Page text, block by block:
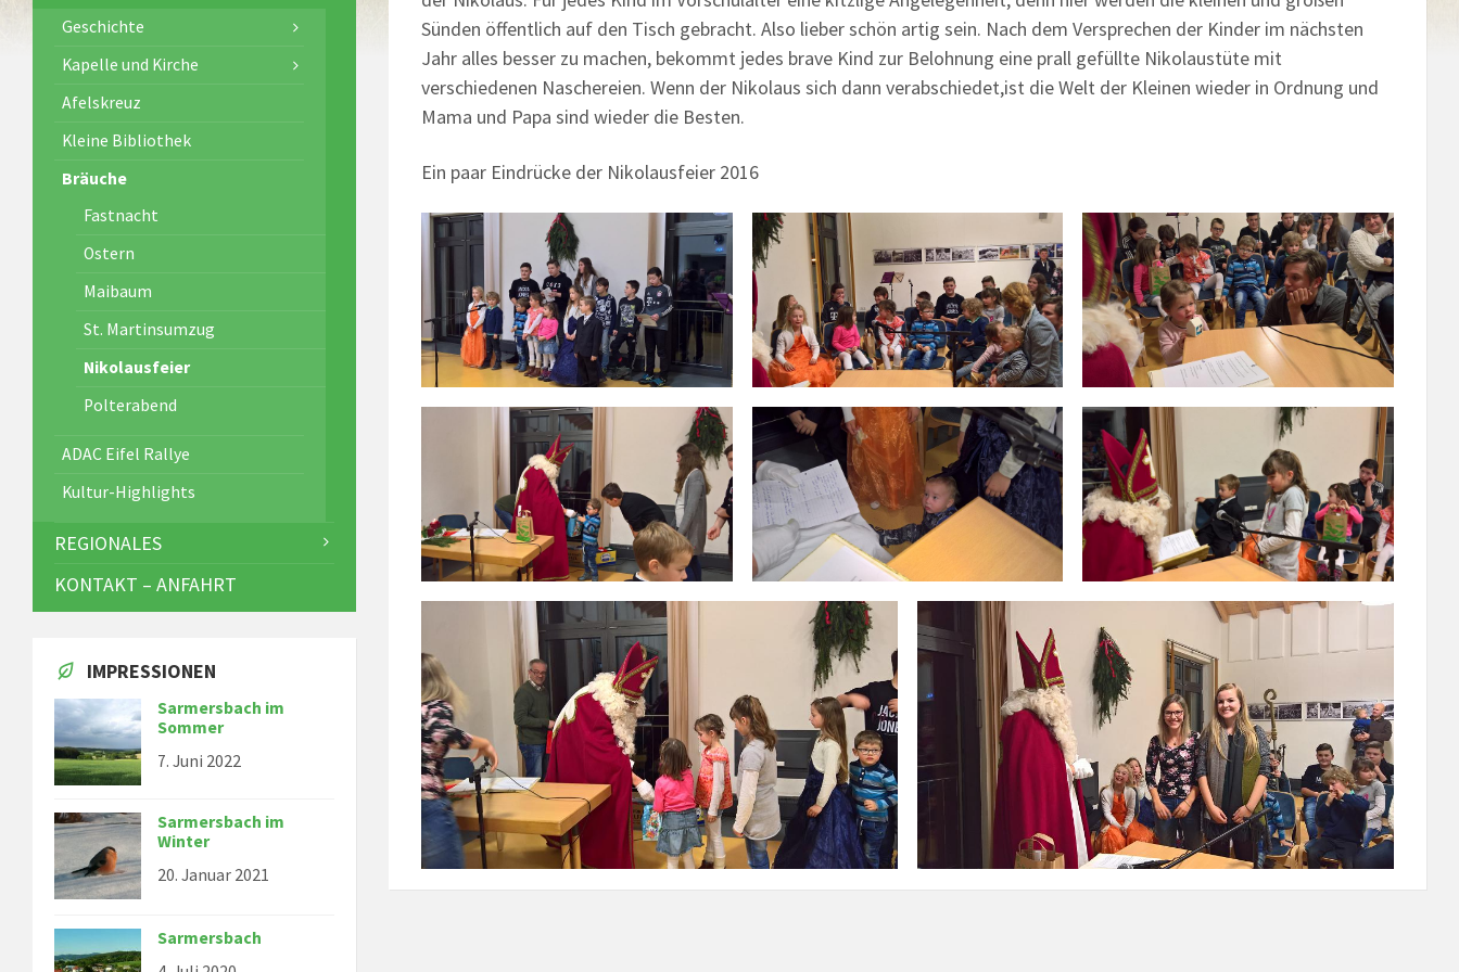
Sünden öffentlich auf den Tisch gebracht. Also lieber schön artig sein. Nach dem Versprechen der Kinder im nächsten
Jahr alles besser zu machen, bekommt jedes brave Kind zur Belohnung eine prall gefüllte Nikolaustüte mit
verschiedenen Naschereien. Wenn der Nikolaus sich dann verabschiedet,ist die Welt der Kleinen wieder in Ordnung und
Mama und Papa sind wieder die Besten.
Ein paar Eindrücke der Nikolausfeier 2016
Geschichte
Kapelle und Kirche
Afelskreuz
Kleine Bibliothek
Bräuche
Fastnacht
Ostern
Maibaum
St. Martinsumzug
Nikolausfeier
Polterabend
ADAC Eifel Rallye
Kultur-Highlights
REGIONALES
KONTAKT – ANFAHRT
IMPRESSIONEN
Sarmersbach im
Sommer
7. Juni 2022
Sarmersbach im
Winter
20. Januar 2021
Sarmersbach